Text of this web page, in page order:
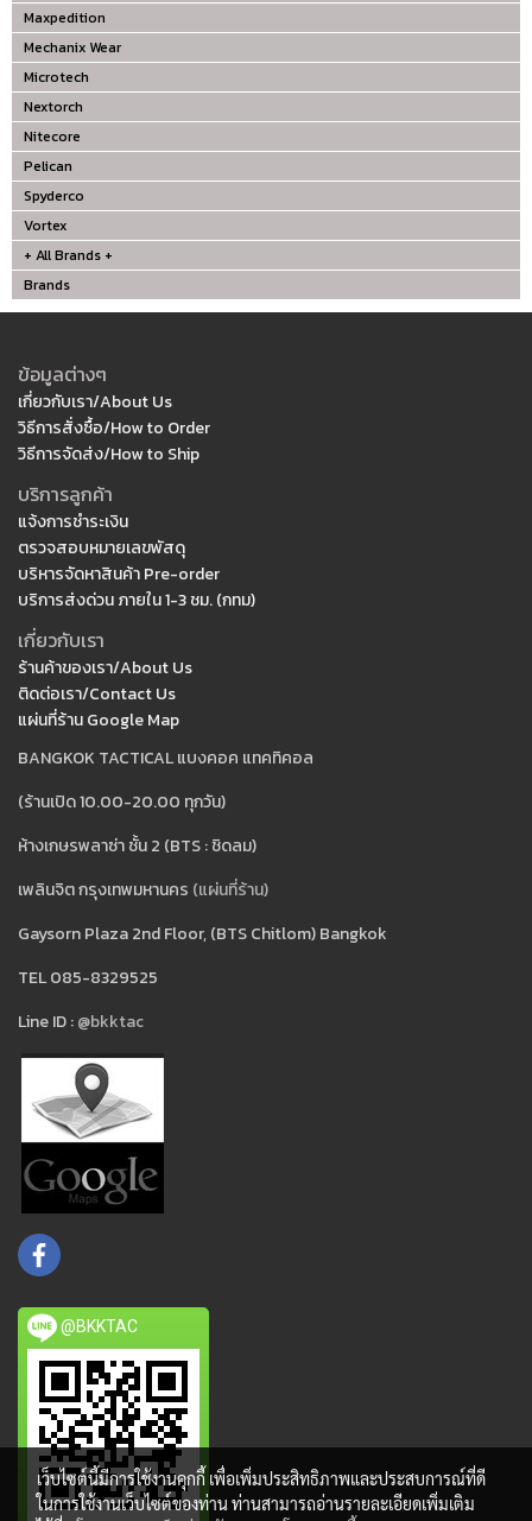
Maxpedition
Mechanix Wear
Microtech
Nextorch
Nitecore
Pelican
Spyderco
Vortex
+ All Brands +
Brands
ข้อมูลต่างๆ
เกี่ยวกับเรา/About Us
วิธีการสั่งซื้อ/How to Order
วิธีการจัดส่ง/How to Ship
บริการลูกค้า
แจ้งการชำระเงิน
ตรวจสอบหมายเลขพัสดุ
บริหารจัดหาสินค้า Pre-order
บริการส่งด่วน ภายใน 1-3 ชม. (กทม)
เกี่ยวกับเรา
ร้านค้าของเรา/About Us
ติดต่อเรา/Contact Us
แผ่นที่ร้าน Google Map
BANGKOK TACTICAL แบงคอค แทคทิคอล
(ร้านเปิด 10.00-20.00 ทุกวัน)
ห้างเกษรพลาซ่า ชั้น 2 (BTS : ชิดลม)
เพลินจิต กรุงเทพมหานคร (แผ่นที่ร้าน)
Gaysorn Plaza 2nd Floor, (BTS Chitlom) Bangkok
TEL 085-8329525
Line ID :@bkktac
@BKKTAC
เว็บไซต์นี้มีการใช้งานคุกกี้ เพื่อเพิ่มประสิทธิภาพและประสบการณ์ที่ดี
ในการใช้งานเว็บไซต์ของท่าน ท่านสามารถอ่านรายละเอียดเพิ่มเติม